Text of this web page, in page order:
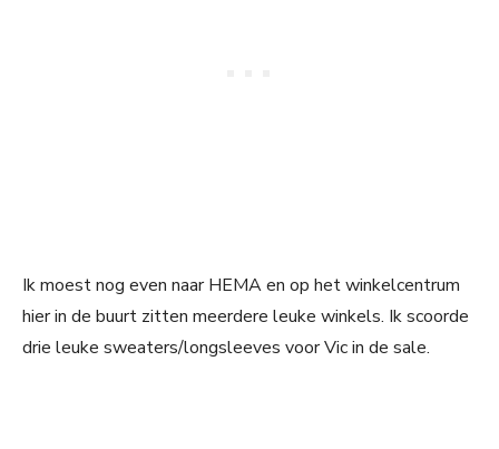
Ik moest nog even naar HEMA en op het winkelcentrum
hier in de buurt zitten meerdere leuke winkels. Ik scoorde
drie leuke sweaters/longsleeves voor Vic in de sale.